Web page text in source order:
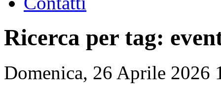
Ricerca per tag:
Domenica, 26 Aprile 2026